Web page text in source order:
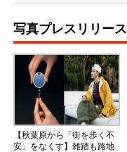
写真プレスリリース
【秋葉原から「街を歩く不
安」をなくす】雑踏も路地